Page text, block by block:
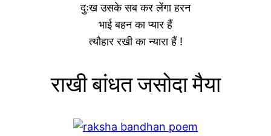
दुःख उसके सब कर लेंगा हरन
भाई बहन का प्यार हैं
त्यौहार रखी का न्यारा हैं !
राखी बांधत जसोदा मैया